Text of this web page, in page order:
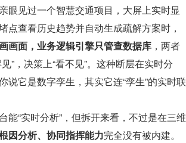
眼见过一个智慧交通项目，大屏上实时显
查看历史趋势并自动生成疏解方案时，
画面，业务逻辑引擎只管查数据库 ，两者
”，决策上“看不见”。这种断层在实时分
它是数字孪生，其实它连“孪生”的实时联
“实时分析”，但拆开来看，不过是在三维
因分析、协同指挥能力完全没有被内建。